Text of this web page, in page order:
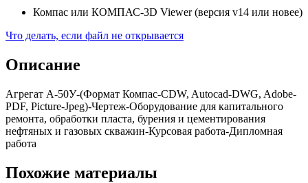
Компас или КОМПАС-3D Viewer (версия v14 или новее)
Что делать, если файл не открывается
Описание
Агрегат А-50У-(Формат Компас-CDW, Autocad-DWG, Adobe-
PDF, Picture-Jpeg)-Чертеж-Оборудование для капитального
ремонта, обработки пласта, бурения и цементирования
нефтяных и газовых скважин-Курсовая работа-Дипломная
работа
Похожие материалы